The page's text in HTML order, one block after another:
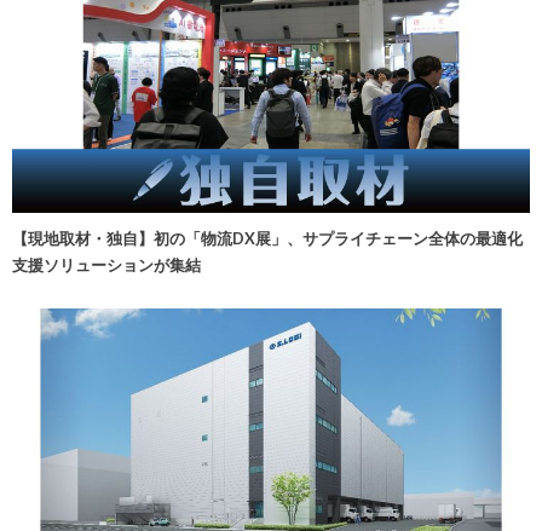
【現地取材・独自】初の「物流DX展」、サプライチェーン全体の最適化
支援ソリューションが集結